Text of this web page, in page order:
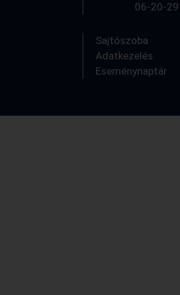
06-20-291-
Sajtószoba
Adatkezelés
Eseménynaptár